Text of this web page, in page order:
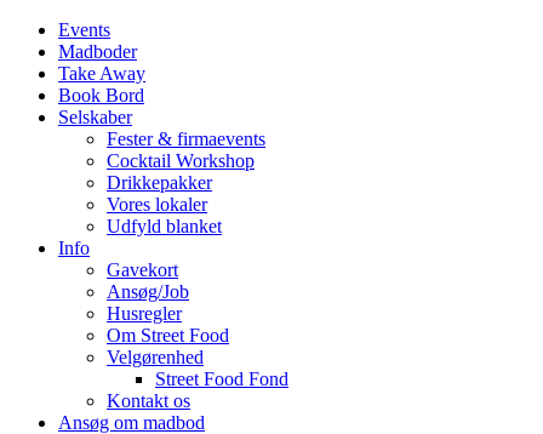
Events
Madboder
Take Away
Book Bord
Selskaber
Fester & firmaevents
Cocktail Workshop
Drikkepakker
Vores lokaler
Udfyld blanket
Info
Gavekort
Ansøg/Job
Husregler
Om Street Food
Velgørenhed
Street Food Fond
Kontakt os
Ansøg om madbod